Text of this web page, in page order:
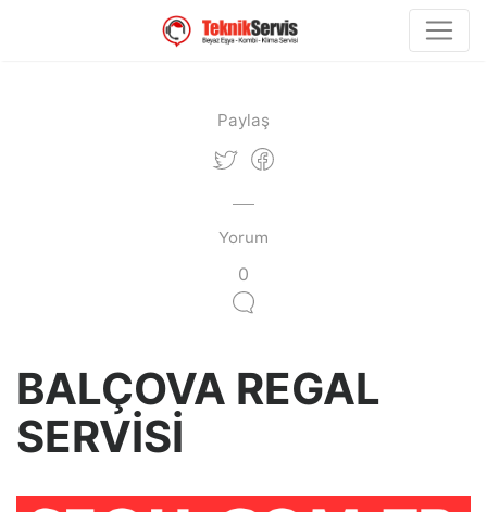
Paylaş
Yorum
0
BALÇOVA REGAL
SERVİSİ